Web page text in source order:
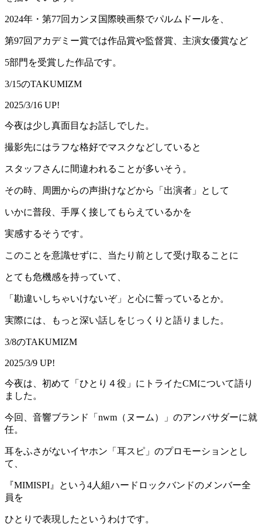
2024年・第77回カンヌ国際映画祭でパルムドールを、
第97回アカデミー賞では作品賞や監督賞、主演女優賞など
5部門を受賞した作品です。
3/15のTAKUMIZM
2025/3/16 UP!
今夜は少し真面目なお話しでした。
撮影先にはラフな格好でマスクなどしていると
スタッフさんに間違われることが多いそう。
その時、周囲からの声掛けなどから「出演者」として
いかに普段、手厚く接してもらえているかを
実感するそうです。
このことを意識せずに、当たり前として受け取ることに
とても危機感を持っていて、
「勘違いしちゃいけないぞ」と心に誓っているとか。
実際には、もっと深い話しをじっくりと語りました。
3/8のTAKUMIZM
2025/3/9 UP!
今夜は、初めて「ひとり４役」にトライたCMについて語り
ました。
今回、音響ブランド「nwm（ヌーム）」のアンバサダーに就
任。
耳をふさがないイヤホン「耳スピ」のプロモーションとし
て、
『MIMISPI』という4人組ハードロックバンドのメンバー全
員を
ひとりで表現したというわけです。